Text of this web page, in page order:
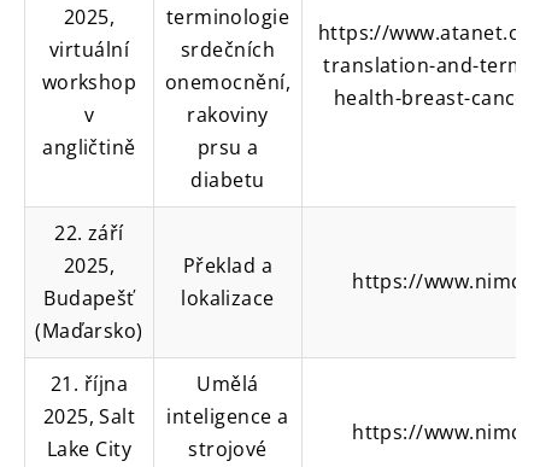
2025,
virtuální
workshop
v
angličtině
terminologie
srdečních
onemocnění,
rakoviny
prsu a
diabetu
https://
translation-and-
health-breast-
22. září
2025,
Budapešť
(Maďarsko)
Překlad a
lokalizace
https://
21. října
2025, Salt
Lake City
Umělá
inteligence a
strojové
https://